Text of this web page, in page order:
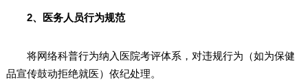
2、医务人员行为规范
将网络科普行为纳入医院考评体系，对违规行为（如为保健
品宣传鼓动拒绝就医）依纪处理。